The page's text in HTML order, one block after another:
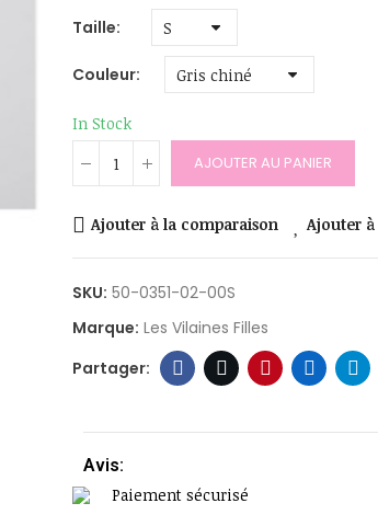
Taille
Couleur
In Stock
AJOUTER AU PANIER
Ajouter à la comparaison Ajouter
SKU: 50-0351-02-00S
Marque: Les Vilaines Filles
Avis:
Paiement sécurisé